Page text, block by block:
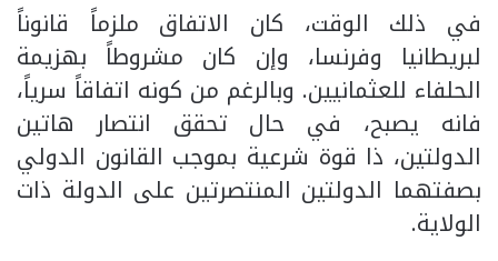
في ذلك الوقت، كان الاتفاق ملزماً قانوناً
لبريطانيا وفرنسا، وإن كان مشروطاً بهزيمة
الحلفاء للعثمانيين. وبالرغم من كونه اتفاقاً سرياً،
فانه يصبح، في حال تحقق انتصار هاتين
الدولتين، ذا قوة شرعية بموجب القانون الدولي
بصفتهما الدولتين المنتصرتين على الدولة ذات
الولاية.